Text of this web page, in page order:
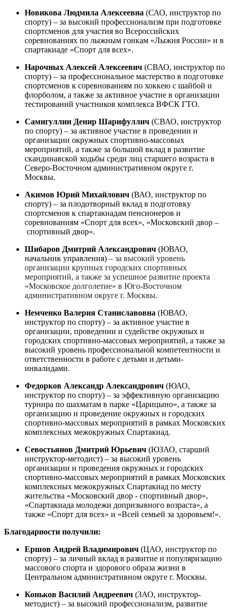
Новикова Людмила Алексеевна (САО, инструктор по
спорту) – за высокий профессионализм при подготовке
спортсменов для участия во Всероссийских
соревнованиях по лыжным гонкам «Лыжня России» и в
спартакиаде «Спорт для всех».
Нарочных Алексей Алексеевич (СВАО, инструктор по
спорту) – за профессиональное мастерство в подготовке
спортсменов к соревнованиям по хоккею с шайбой и
флорболом, а также за активное участие в организации
тестирований участников комплекса ВФСК ГТО.
Самигуллин Денир Шарифуллич (СВАО, инструктор
по спорту) – за активное участие в проведении и
организации окружных спортивно-массовых
мероприятий, а также за большой вклад в развитие
скандинавской ходьбы среди лиц старшего возраста в
Северо-Восточном административном округе г.
Москвы.
Акимов Юрий Михайлович (ВАО, инструктор по
спорту) – за плодотворный вклад в подготовку
спортсменов к спартакиадам пенсионеров и
соревнованиям «Спорт для всех», «Московский двор –
спортивный двор».
Шибаров Дмитрий Александрович (ЮВАО,
начальник управления) – за высокий уровень
организации крупных городских спортивных
мероприятий, а также за успешное развитие проекта
«Московское долголетие» в Юго-Восточном
административном округе г. Москвы.
Немченко Валерия Станиславовна (ЮВАО,
инструктор по спорту) – за активное участие в
организации, проведении и судействе окружных и
городских спортивно-массовых мероприятий, а также за
высокий уровень профессиональной компетентности и
ответственности в работе с детьми и детьми-
инвалидами.
Федорков Александр Александрович (ЮАО,
инструктор по спорту) – за эффективную организацию
турнира по шахматам в парке «Царицыно», а также за
организацию и проведение окружных и городских
спортивно-массовых мероприятий в рамках Московских
комплексных межокружных Спартакиад.
Севостьянов Дмитрий Юрьевич (ЮЗАО, старший
инструктор-методист) – за высокий уровень
организации и проведения окружных и городских
спортивно-массовых мероприятий в рамках Московских
комплексных межокружных Спартакиад по месту
жительства «Московский двор - спортивный двор»,
«Спартакиада молодежи допризывного возраста», а
также «Спорт для всех» и «Всей семьей за здоровьем!».
Благодарности получили:
Ершов Андрей Владимирович (ЦАО, инструктор по
спорту) – за личный вклад в развитие и популяризацию
массового спорта и здорового образа жизни в
Центральном административном округе г. Москвы.
Коньков Василий Андреевич (ЗАО, инструктор-
методист) – за высокий профессионализм, развитие